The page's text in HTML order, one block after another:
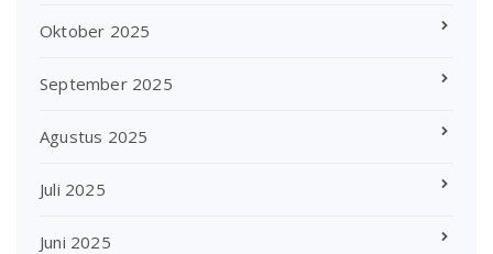
Oktober 2025
September 2025
Agustus 2025
Juli 2025
Juni 2025